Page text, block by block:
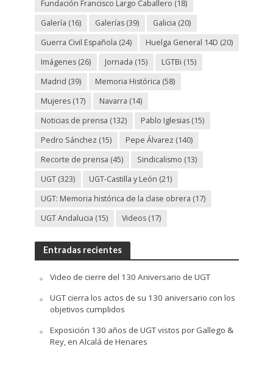
Fundación Francisco Largo Caballero (18)
Galería (16) Galerías(39) Galicia (20)
Guerra Civil Española (24) Huelga General 14D (20)
Imágenes(26) Jornada (15) LGTBi (15)
Madrid (39) Memoria Histórica (58)
Mujeres(17) Navarra (14)
Noticias de prensa (132) Pablo Iglesias(15)
Pedro Sánchez (15) Pepe Álvarez (140)
Recorte de prensa (45) Sindicalismo (13)
UGT(323) UGT-Castilla y León (21)
UGT: Memoria histórica de la clase obrera (17)
UGT Andalucia (15) Videos(17)
Entradas recientes
Video de cierre del 130 Aniversario de UGT
UGT cierra los actos de su 130 aniversario con los
objetivos cumplidos
Exposición 130 años de UGT vistos por Gallego &
Rey, en Alcalá de Henares